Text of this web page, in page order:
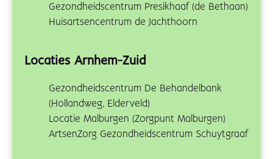
Gezondheidscentrum Presikhaaf (de Bethaan)
Huisartsencentrum de Jachthoorn
Locaties Arnhem-Zuid
Gezondheidscentrum De Behandelbank
(Hollandweg, Elderveld)
Locatie Malburgen (Zorgpunt Malburgen)
ArtsenZorg Gezondheidscentrum Schuytgraaf